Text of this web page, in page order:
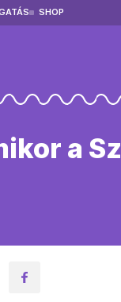
SHOP
a